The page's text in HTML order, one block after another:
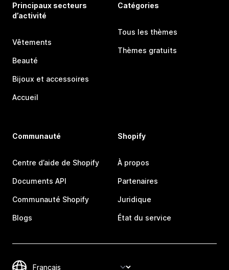
Principaux secteurs
d’activité
Vêtements
Beauté
Bijoux et accessoires
Accueil
Catégories
Tous les thèmes
Thèmes gratuits
Communauté
Centre d’aide de Shopify
Documents API
Communauté Shopify
Blogs
Shopify
À propos
Partenaires
Juridique
État du service